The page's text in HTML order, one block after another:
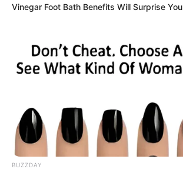
Vinegar Foot Bath Benefits Will Surprise You
BUZZDAY